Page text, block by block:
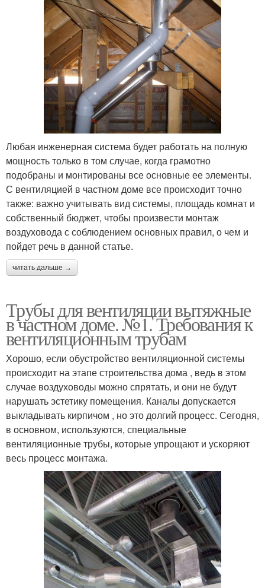
Любая инженерная система будет работать на полную
мощность только в том случае, когда грамотно
подобраны и монтированы все основные ее элементы.
С вентиляцией в частном доме все происходит точно
также: важно учитывать вид системы, площадь комнат и
собственный бюджет, чтобы произвести монтаж
воздуховода с соблюдением основных правил, о чем и
пойдет речь в данной статье.
читать дальше →
Трубы для вентиляции вытяжные
в частном доме. №1. Требования к
вентиляционным трубам
Хорошо, если обустройство вентиляционной системы
происходит на этапе строительства дома , ведь в этом
случае воздуховоды можно спрятать, и они не будут
нарушать эстетику помещения. Каналы допускается
выкладывать кирпичом , но это долгий процесс. Сегодня,
в основном, используются, специальные
вентиляционные трубы, которые упрощают и ускоряют
весь процесс монтажа.